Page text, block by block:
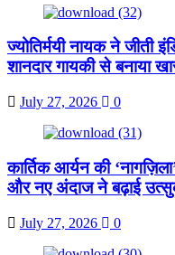
ज्योतिर्मयी नायक ने
शानदार गायकी से बनाया
July 27, 2026 0
कार्तिक आर्यन की
और नए अंदाज ने बढ़ाई
July 27, 2026 0